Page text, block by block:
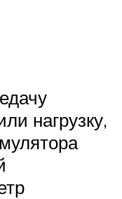
нагрузку,